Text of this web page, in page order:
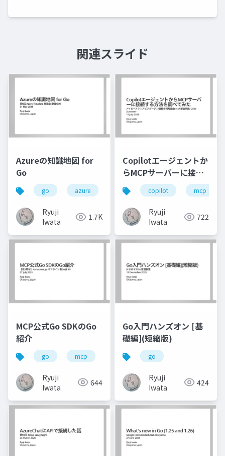
関連スライド
Azureの知識地図 for
Go
go azure azuretravelers azure sdk
Ryuji
Iwata
1.7K
Copilotエージェントか
らMCPサーバーに接続
する方法を調べてみた
copilot mcp
Ryuji
Iwata
722
MCP公式Go SDKのGo
紹介
go mcp
Ryuji
Iwata
644
Go入門ハンズオン [基
礎編](短縮版)
go
Ryuji
Iwata
424